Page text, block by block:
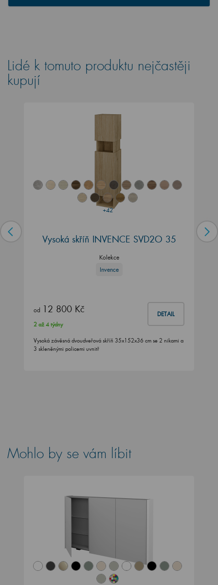
Lidé k tomuto produktu nejčastěji
kupují
+42
Vysoká skříň INVENCE SVD2O 35
Kolekce
Invence
od 12 800 Kč DETAIL
2 až 4 týdny
Vysoká závěsná dvoudveřová skříň 35x152x36 cm se 2 nikami a
3 skleněnými policemi uvnitř
Mohlo by se vám líbit